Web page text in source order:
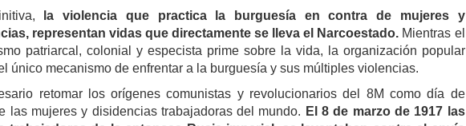
la violencia que practica la burguesía en contra de mujeres y
representan vidas que directamente se lleva el Narcoestado. Mientras el
patriarcal, colonial y especista prime sobre la vida, la organización popular
único mecanismo de enfrentar a la burguesía y sus múltiples violencias.
retomar los orígenes comunistas y revolucionarios del 8M como día de
las mujeres y disidencias trabajadoras del mundo. El 8 de marzo de 1917 las